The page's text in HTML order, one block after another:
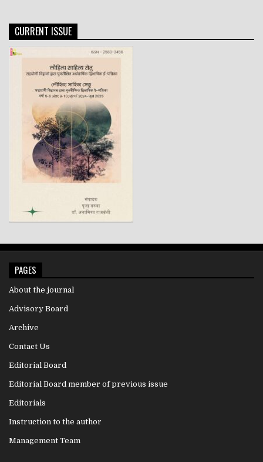
CURRENT ISSUE
PAGES
About the journal
Advisory Board
Archive
Contact Us
Editorial Board
Editorial Board member of previous issue
Editorials
Instruction to the author
Management Team